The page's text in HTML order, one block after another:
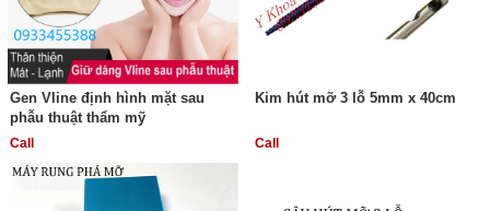
Gen Vline định hình mặt sau
phẫu thuật thẩm mỹ
Call
Kim hút mỡ 3 lỗ 5mm x 40cm
Call